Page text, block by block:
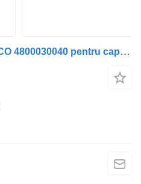
Supapă pneumatică WABCO 4800030040 pentru cap tractor DAF LF45, LF55, LF180, CF65, CF75, CF85 (2001-)